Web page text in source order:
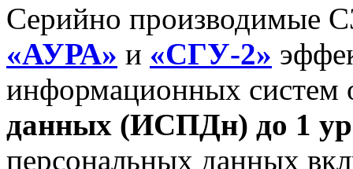
Серийно производимые
«АУРА» и «СГУ-2»
информационных систем
данных (ИСПДн) до 1
персональных данных